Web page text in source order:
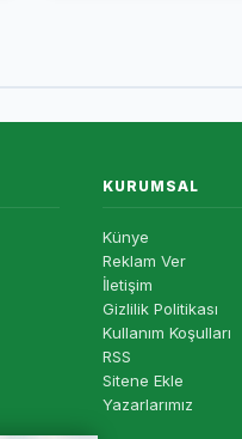
KURUMSAL
Künye
Reklam Ver
İletişim
Gizlilik Politikası
Kullanım Koşulları
RSS
Sitene Ekle
Yazarlarımız